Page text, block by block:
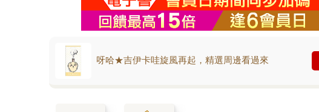
呀哈★吉伊卡哇旋風再起，精選周邊看過來